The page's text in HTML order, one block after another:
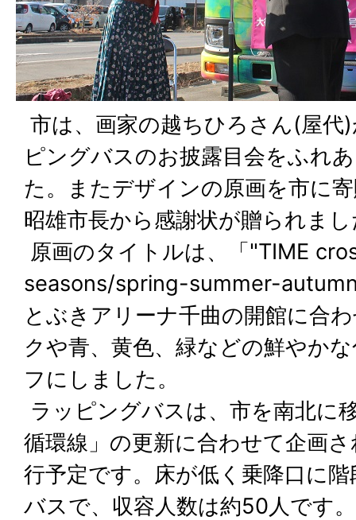
市は、画家の越ちひろさん(屋代
ピングバスのお披露目会をふれ
た。またデザインの原画を市に
昭雄市長から感謝状が贈られま
原画のタイトルは、「"TIME
seasons/spring-summer-
とぶきアリーナ千曲の開館に合
クや青、黄色、緑などの鮮やか
フにしました。
ラッピングバスは、市を南北に
循環線」の更新に合わせて企画
行予定です。床が低く乗降口に
バスで、収容人数は約50人です。